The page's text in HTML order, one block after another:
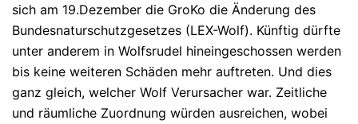
sich am 19.Dezember die GroKo die Änderung des
Bundesnaturschutzgesetzes (LEX-Wolf). Künftig dürfte
unter anderem in Wolfsrudel hineingeschossen werden
bis keine weiteren Schäden mehr auftreten. Und dies
ganz gleich, welcher Wolf Verursacher war. Zeitliche
und räumliche Zuordnung würden ausreichen, wobei